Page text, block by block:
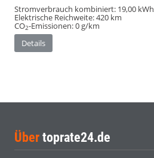
Stromverbrauch kombiniert: 19,00
Elektrische Reichweite:420 km
CO2-Emissionen:0 g/km
Details
Über toprate24.de